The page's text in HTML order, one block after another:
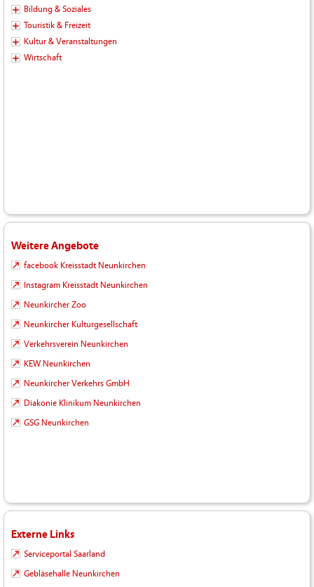
Bildung & Soziales
Touristik & Freizeit
Kultur & Veranstaltungen
Wirtschaft
Weitere Angebote
facebook Kreisstadt Neunkirchen
Instagram Kreisstadt Neunkirchen
Neunkircher Zoo
Neunkircher Kulturgesellschaft
Verkehrsverein Neunkirchen
KEW Neunkirchen
Neunkircher Verkehrs GmbH
Diakonie Klinikum Neunkirchen
GSG Neunkirchen
Externe Links
Serviceportal Saarland
Gebläsehalle Neunkirchen